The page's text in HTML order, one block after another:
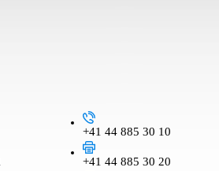
+41 44 885 30 10
+41 44 885 30 20